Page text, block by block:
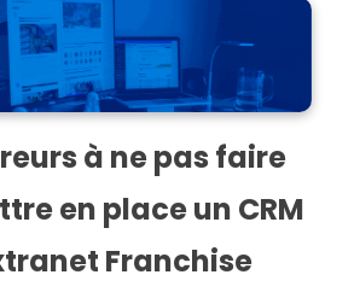
à ne pas faire
en place un CRM
Franchise